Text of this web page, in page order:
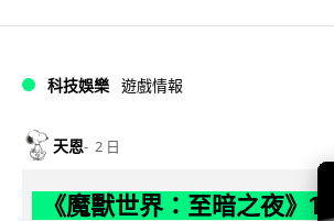
科技娛樂 遊戲情報
天恩 2 日
《魔獸世界：至暗之夜》